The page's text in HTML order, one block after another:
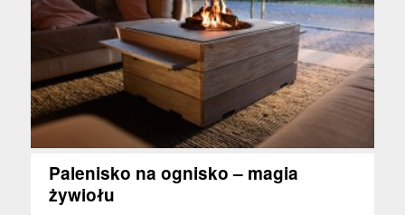
Palenisko na ognisko – magia
żywiołu